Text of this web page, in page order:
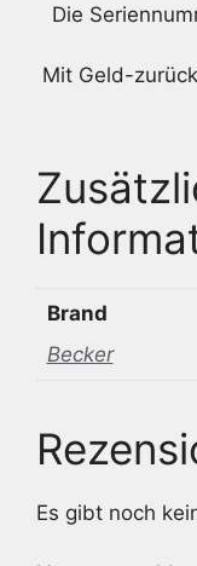
Die
Mit Geld-
Brand
Becker
Es gibt noch